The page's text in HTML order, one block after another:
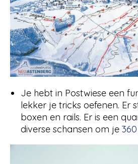
Je hebt in Postwiese een
lekker je tricks oefenen. Er
boxen en rails. Er is een
diverse schansen om je 360